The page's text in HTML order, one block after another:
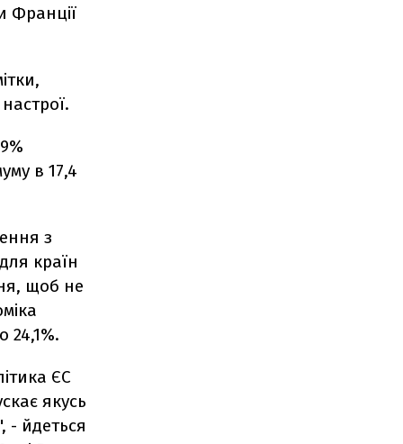
Франції
в 17,4
з
країн
щоб не
24,1%.
ЄС
якусь
- йдеться